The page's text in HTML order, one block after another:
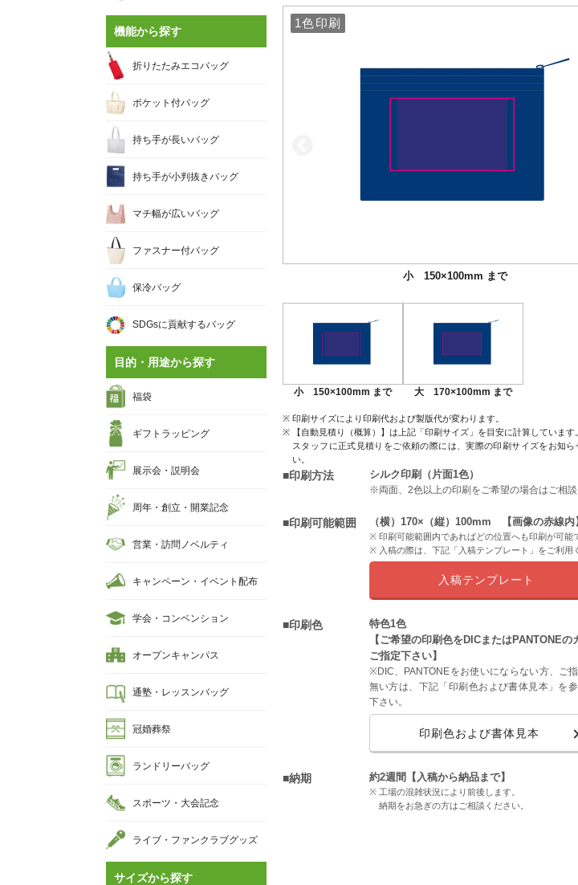
1色印刷
小 150×100mm まで
1色印刷
大 170×100mm まで
小 150×100mm まで 大 170×100mm まで
印刷サイズにより印刷代および製版代が変わります。
【自動見積り（概算）】は上記「印刷サイズ」を目安に計算しています。
スタッフに正式見積りをご依頼の際には、実際の印刷サイズをお知ら
い。
■印刷方法 シルク印刷（片面1色）
※両面、2色以上の印刷をご希望の場合はご相談
■印刷可能範囲 （横）170×（縦）100mm 【画像の赤線内】
印刷可能範囲内であればどの位置へも印刷が可能
入稿の際は、下記「入稿テンプレート」をご利用
入稿テンプレート
■印刷色
特色1色
【ご希望の印刷色をDICまたはPANTONEの
ご指定下さい】
※DIC、PANTONEをお使いにならない方、ご
無い方は、下記「印刷色および書体見本」を
下さい。
印刷色および書体見本
■納期 約2週間【入稿から納品まで】
工場の混雑状況により前後します。
納期をお急ぎの方はご相談ください。
機能から探す
折りたたみエコバッグ
ポケット付バッグ
持ち手が長いバッグ
持ち手が小判抜きバッグ
マチ幅が広いバッグ
ファスナー付バッグ
保冷バッグ
SDGsに貢献するバッグ
目的・用途から探す
福袋
ギフトラッピング
展示会・説明会
周年・創立・開業記念
営業・訪問ノベルティ
キャンペーン・イベント配布
学会・コンベンション
オープンキャンパス
通塾・レッスンバッグ
冠婚葬祭
ランドリーバッグ
スポーツ・大会記念
ライブ・ファンクラブグッズ
サイズから探す